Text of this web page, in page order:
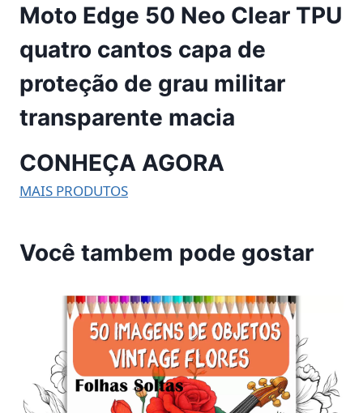
Moto Edge 50 Neo Clear TPU
quatro cantos capa de
proteção de grau militar
transparente macia
CONHEÇA AGORA
MAIS PRODUTOS
Você tambem pode gostar